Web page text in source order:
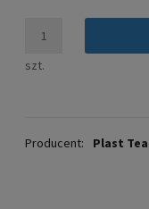
szt.
Producent: Plast